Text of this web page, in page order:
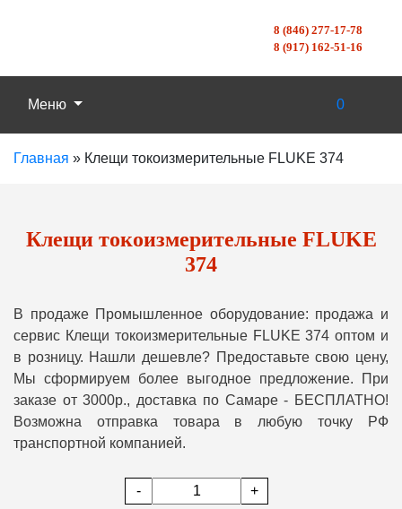
8 (846) 277-17-78
8 (917) 162-51-16
Меню 0
Главная » Клещи токоизмерительные FLUKE 374
Клещи токоизмерительные FLUKE
374
В продаже Промышленное оборудование: продажа и
сервис Клещи токоизмерительные FLUKE 374 оптом и
в розницу. Нашли дешевле? Предоставьте свою цену,
Мы сформируем более выгодное предложение. При
заказе от 3000р., доставка по Самаре - БЕСПЛАТНО!
Возможна отправка товара в любую точку РФ
транспортной компанией.
- +